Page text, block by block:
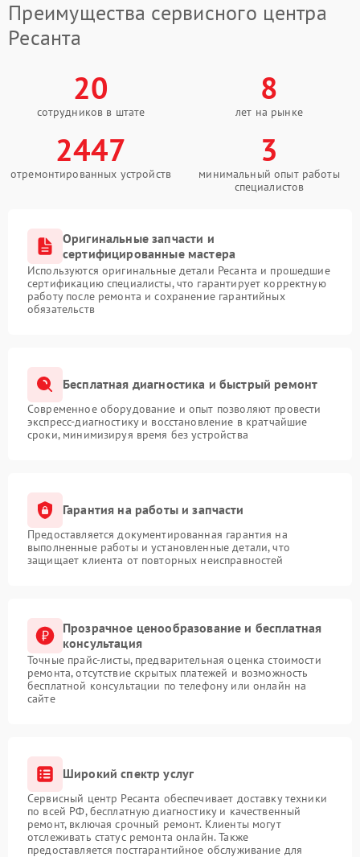
Преимущества сервисного центра
Ресанта
20
сотрудников в штате
8
лет на рынке
2447
отремонтированных устройств
3
минимальный опыт работы
специалистов
Оригинальные запчасти и
сертифицированные мастера
Используются оригинальные детали Ресанта и прошедшие
сертификацию специалисты, что гарантирует корректную
работу после ремонта и сохранение гарантийных
обязательств
Бесплатная диагностика и быстрый ремонт
Современное оборудование и опыт позволяют провести
экспресс-диагностику и восстановление в кратчайшие
сроки, минимизируя время без устройства
Гарантия на работы и запчасти
Предоставляется документированная гарантия на
выполненные работы и установленные детали, что
защищает клиента от повторных неисправностей
Прозрачное ценообразование и бесплатная
консультация
Точные прайс-листы, предварительная оценка стоимости
ремонта, отсутствие скрытых платежей и возможность
бесплатной консультации по телефону или онлайн на
сайте
Широкий спектр услуг
Сервисный центр Ресанта обеспечивает доставку техники
по всей РФ, бесплатную диагностику и качественный
ремонт, включая срочный ремонт. Клиенты могут
отслеживать статус ремонта онлайн. Также
предоставляется постгарантийное обслуживание для